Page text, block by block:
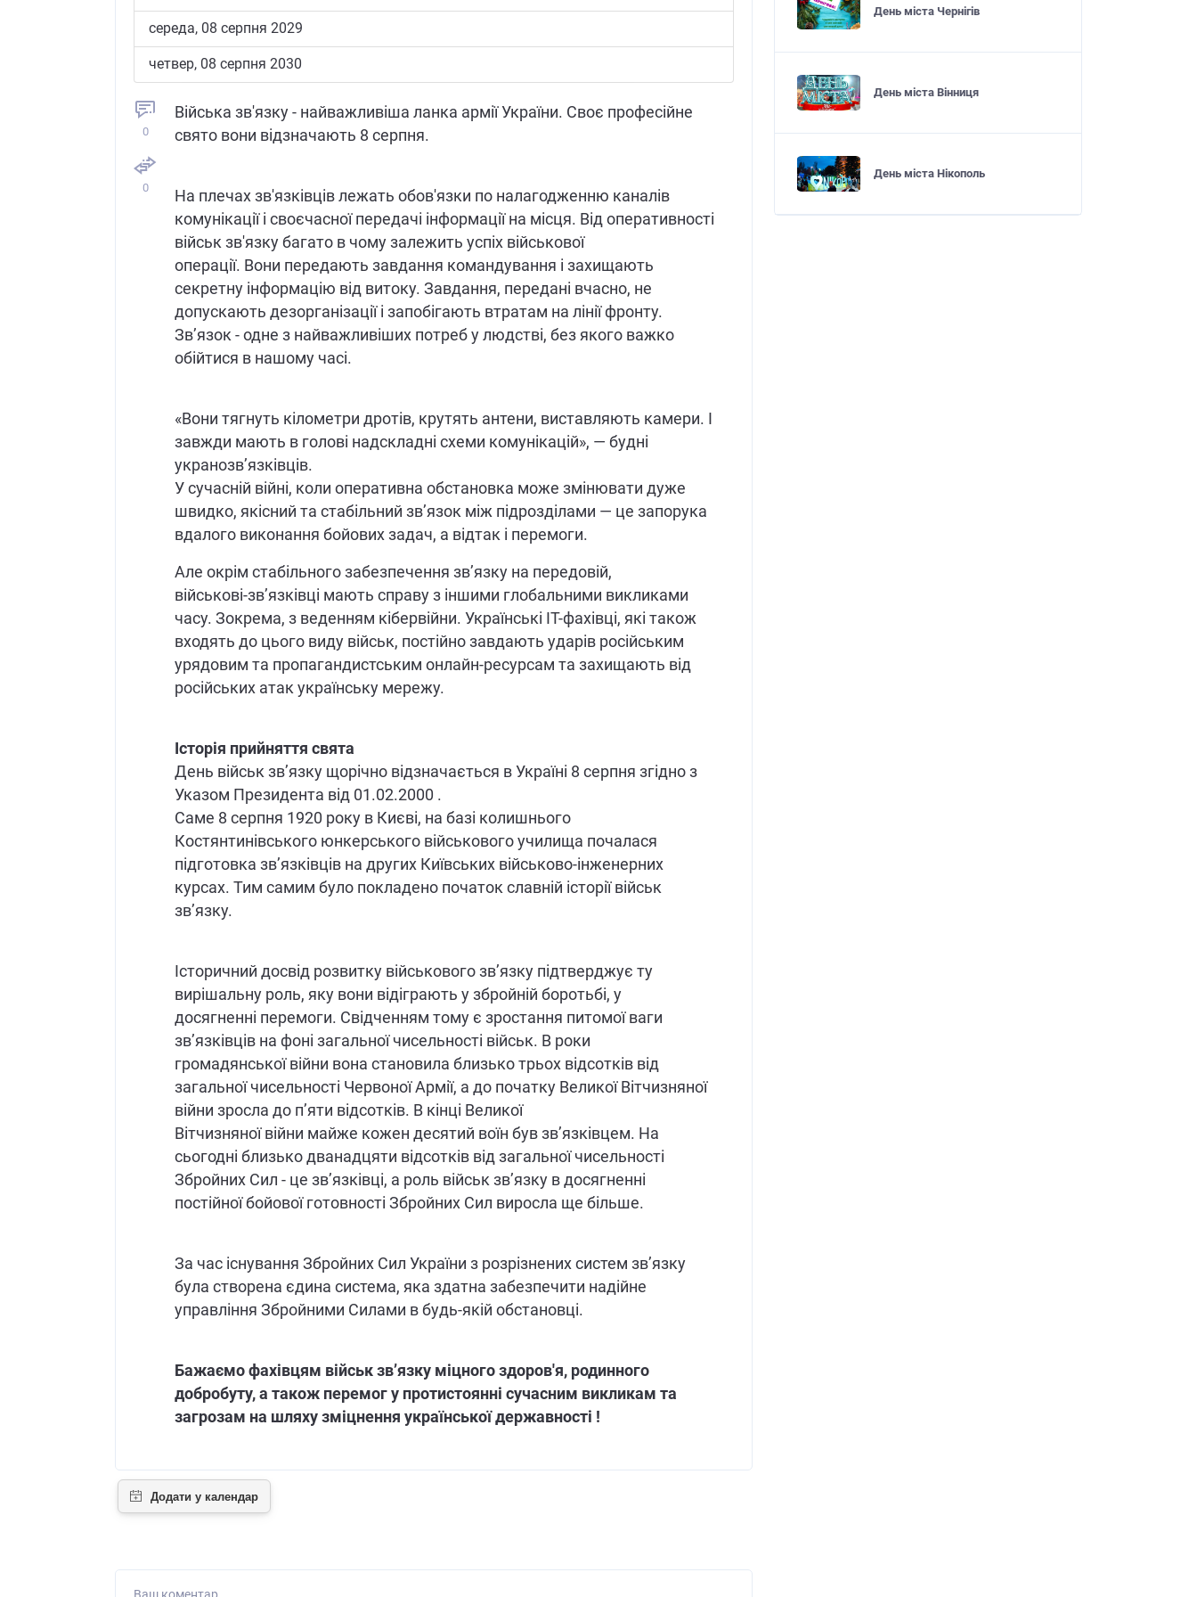
середа, 08 серпня 2029
четвер, 08 серпня 2030
0
0
Війська зв'язку - найважливіша ланка армії України. Своє професійне
свято вони відзначають 8 серпня.
На плечах зв'язківців лежать обов'язки по налагодженню каналів
комунікації і своєчасної передачі інформації на місця. Від оперативності
військ зв'язку багато в чому залежить успіх військової
операції. Вони передають завдання командування і захищають
секретну інформацію від витоку. Завдання, передані вчасно, не
допускають дезорганізації і запобігають втратам на лінії фронту.
Зв’язок - одне з найважливіших потреб у людстві, без якого важко
обійтися в нашому часі.
«Вони тягнуть кілометри дротів, крутять антени, виставляють камери. І
завжди мають в голові надскладні схеми комунікацій», — будні
укранозв’язківців.
У сучасній війні, коли оперативна обстановка може змінювати дуже
швидко, якісний та стабільний зв’язок між підрозділами — це запорука
вдалого виконання бойових задач, а відтак і перемоги.
Але окрім стабільного забезпечення зв’язку на передовій,
військові-зв’язківці мають справу з іншими глобальними викликами
часу. Зокрема, з веденням кібервійни. Українські ІТ-фахівці, які також
входять до цього виду військ, постійно завдають ударів російським
урядовим та пропагандистським онлайн-ресурсам та захищають від
російських атак українську мережу.
Історія прийняття свята
День військ зв’язку щорічно відзначається в Україні 8 серпня згідно з
Указом Президента від 01.02.2000 .
Саме 8 серпня 1920 року в Києві, на базі колишнього
Костянтинівського юнкерського військового училища почалася
підготовка зв’язківців на других Київських військово-інженерних
курсах. Тим самим було покладено початок славній історії військ
зв’язку.
Історичний досвід розвитку військового зв’язку підтверджує ту
вирішальну роль, яку вони відіграють у збройній боротьбі, у
досягненні перемоги. Свідченням тому є зростання питомої ваги
зв’язківців на фоні загальної чисельності військ. В роки
громадянської війни вона становила близько трьох відсотків від
загальної чисельності Червоної Армії, а до початку Великої Вітчизняної
війни зросла до п’яти відсотків. В кінці Великої
Вітчизняної війни майже кожен десятий воїн був зв’язківцем. На
сьогодні близько дванадцяти відсотків від загальної чисельності
Збройних Сил - це зв’язківці, а роль військ зв’язку в досягненні
постійної бойової готовності Збройних Сил виросла ще більше.
За час існування Збройних Сил України з розрізнених систем зв’язку
була створена єдина система, яка здатна забезпечити надійне
управління Збройними Силами в будь-якій обстановці.
Бажаємо фахівцям військ зв’язку міцного здоров'я, родинного
добробуту, а також перемог у протистоянні сучасним викликам та
загрозам на шляху зміцнення української державності !
День міста Чернігів
День міста Вінниця
День міста Нікополь